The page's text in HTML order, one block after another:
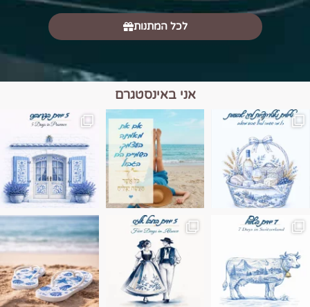
לכל המתנות
אני באינסטגרם
הם הגבול 💙🩵
בחבל אלזס צרפת
בחופשה שבו הכל נהיה פשוט יותר. החול, הי